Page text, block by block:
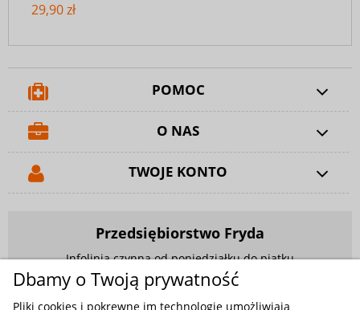
29,90 zł
POMOC
O NAS
TWOJE KONTO
Przedsiębiorstwo Fryda
Infolinia czynna od poniedziałku do piątku
w godzinach 9.00 - 17.00
881 703 704
Dbamy o Twoją prywatność
Pliki cookies i pokrewne im technologie umożliwiają